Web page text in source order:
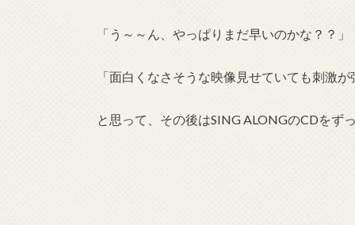
「う～～ん、やっぱりまだ早いのかな？？」
「面白くなさそうな映像見せていても刺激
と思って、その後はSING ALONGのCDをず